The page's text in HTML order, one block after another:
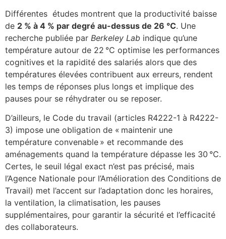
Différentes études montrent que la productivité baisse
de 2 % à 4 % par degré au-dessus de 26 °C. Une
recherche publiée par Berkeley Lab indique qu’une
température autour de 22 °C optimise les performances
cognitives et la rapidité des salariés alors que des
températures élevées contribuent aux erreurs, rendent
les temps de réponses plus longs et implique des
pauses pour se réhydrater ou se reposer.
D’ailleurs, le Code du travail (articles R4222-1 à R4222-
3) impose une obligation de « maintenir une
température convenable » et recommande des
aménagements quand la température dépasse les 30 °C.
Certes, le seuil légal exact n’est pas précisé, mais
l’Agence Nationale pour l’Amélioration des Conditions de
Travail) met l’accent sur l’adaptation donc les horaires,
la ventilation, la climatisation, les pauses
supplémentaires, pour garantir la sécurité et l’efficacité
des collaborateurs.